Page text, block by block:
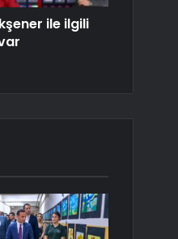
ile ilgili